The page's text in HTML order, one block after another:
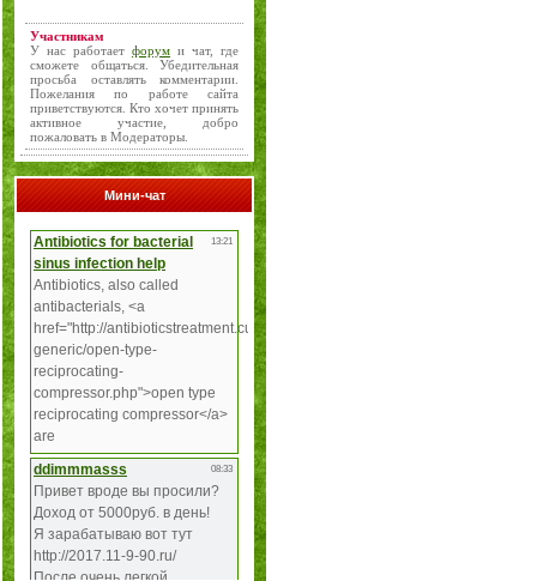
Участникам
У нас работает форум и чат, где
сможете общаться. Убедительная
просьба оставлять комментарии.
Пожелания по работе сайта
приветствуются. Кто хочет принять
активное участие, добро
пожаловать в Модераторы.
Мини-чат